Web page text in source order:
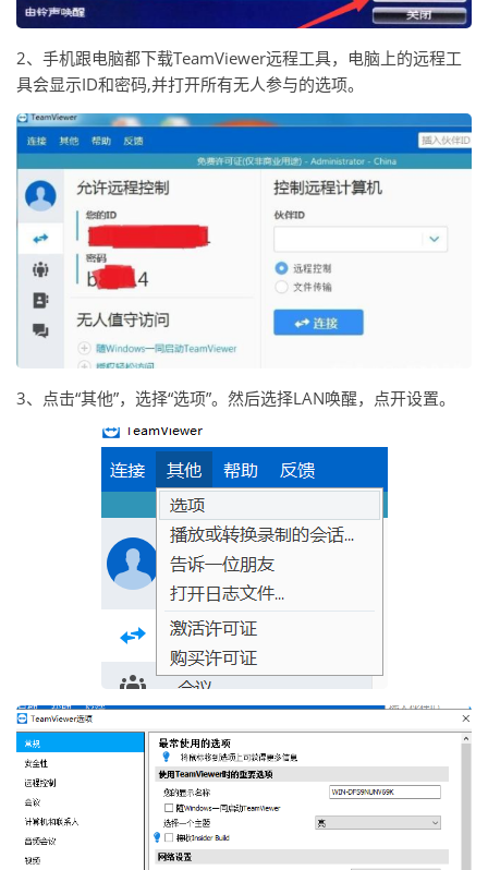
2、手机跟电脑都下载TeamViewer远程工具，电脑上的远程工
具会显示ID和密码,并打开所有无人参与的选项。
3、点击“其他”，选择“选项”。然后选择LAN唤醒，点开设置。